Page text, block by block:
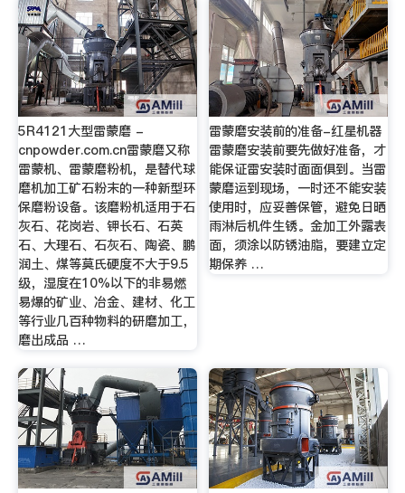
5R4121大型雷蒙磨 -
cnpowder.com.cn雷蒙磨又称
雷蒙机、雷蒙磨粉机，是替代球
磨机加工矿石粉末的一种新型环
保磨粉设备。该磨粉机适用于石
灰石、花岗岩、钾长石、石英
石、大理石、石灰石、陶瓷、鹏
润土、煤等莫氏硬度不大于9.5
级，湿度在10%以下的非易燃
易爆的矿业、冶金、建材、化工
等行业几百种物料的研磨加工，
磨出成品 …
雷蒙磨安装前的准备-红星机器
雷蒙磨安装前要先做好准备，才
能保证雷安装时面面俱到。当雷
蒙磨运到现场，一时还不能安装
使用时，应妥善保管，避免日晒
雨淋后机件生锈。金加工外露表
面，须涂以防锈油脂，要建立定
期保养 …